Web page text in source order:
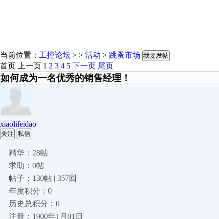
当前位置： 工控论坛 > > 活动 > 跳蚤市场 我要发帖
首页 上一页 1 2 3 4 5 下一页 尾页
如何成为一名优秀的销售经理！
xiaolifeidao
关注 私信
精华：28帖
求助：0帖
帖子：130帖 | 357回
年度积分：0
历史总积分：0
注册：1900年1月01日